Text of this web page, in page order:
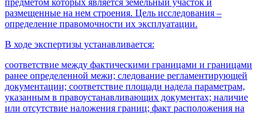
предметом которых является земельный участок и
размещенные на нем строения. Цель исследования –
определение правомочности их эксплуатации.
В ходе экспертизы устанавливается:
соответствие между фактическими границами и границами
ранее определенной межи; следование регламентирующей
документации; соответствие площади надела параметрам,
указанным в правоустанавливающих документах; наличие
или отсутствие наложения границ; факт расположения на